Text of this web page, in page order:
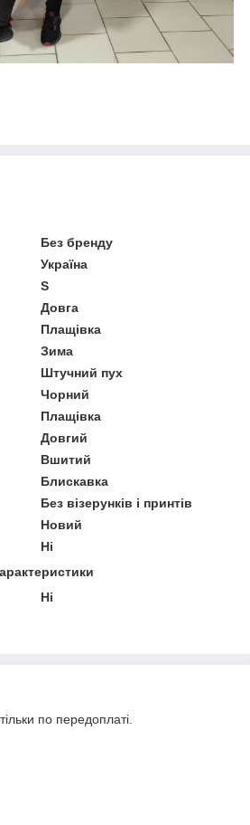
Без бренду
Україна
S
Довга
Плащівка
Зима
Штучний пух
Чорний
Плащівка
Довгий
Вшитий
Блискавка
Без візерунків і принтів
Новий
Ні
Ні
по передоплаті.